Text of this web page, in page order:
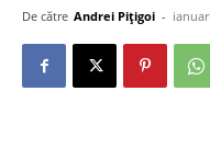
De către Andrei Pițigoi -